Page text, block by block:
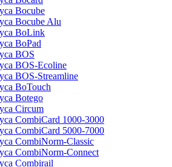
Bocube
Bocube Alu
BoLink
BoPad
BOS
BOS-Ecoline
BOS-Streamline
BoTouch
Botego
Circum
CombiCard 1000-3000
CombiCard 5000-7000
CombiNorm-Classic
CombiNorm-Connect
Combirail